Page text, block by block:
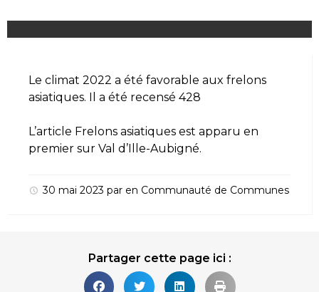
Le climat 2022 a été favorable aux frelons
asiatiques. Il a été recensé 428
L’article Frelons asiatiques est apparu en
premier sur Val d’Ille-Aubigné.
30 mai 2023 par en Communauté de Communes
Partager cette page ici :